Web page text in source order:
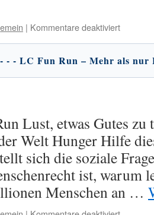
| Kommentare deaktiviertfür
Lust, etwas Gutes zu
Welt Hunger Hilfe
sich die soziale
ist, warum
Menschen an …